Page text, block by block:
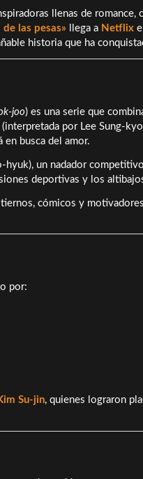
llenas de romance,
de las pesas» llega a Netflix
historia que ha
joo) es una serie que
(interpretada por Lee Sung-
en busca del amor.
hyuk), un nadador
deportivas y los
cómicos y
por:
Su-jin, quienes lograron